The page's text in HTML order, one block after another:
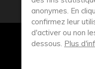
© 2019 Remorque
anonymes. En
confirmez leur
d'activer ou non
dessous. Plus